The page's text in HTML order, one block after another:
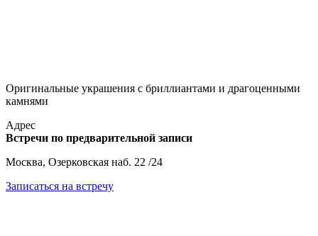
Оригинальные украшения с бриллиантами и драгоценными
камнями
Адрес
Встречи по предварительной записи
Москва, Озерковская наб. 22 /24
Записаться на встречу